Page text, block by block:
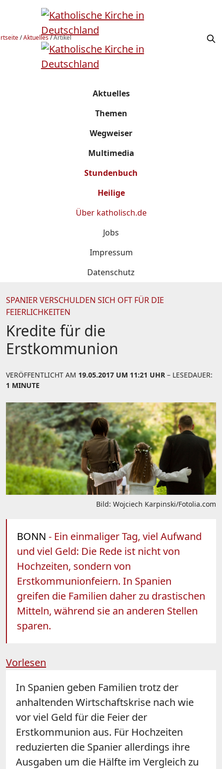
/Aktuelles/Artikel
Aktuelles
Themen
Wegweiser
Multimedia
Stundenbuch
Heilige
Über katholisch.de
Jobs
Impressum
Datenschutz
SPANIER VERSCHULDEN SICH OFT FÜR DIE
FEIERLICHKEITEN
Kredite für die
Erstkommunion
VERÖFFENTLICHT AM 19.05.2017 UM 11:21 UHR – LESEDAUER:
1 MINUTE
Bild: Wojciech Karpinski/Fotolia.com
BONN - Ein einmaliger Tag, viel Aufwand
und viel Geld: Die Rede ist nicht von
Hochzeiten, sondern von
Erstkommunionfeiern. In Spanien
greifen die Familien daher zu drastischen
Mitteln, während sie an anderen Stellen
sparen.
Vorlesen
In Spanien geben Familien trotz der
anhaltenden Wirtschaftskrise nach wie
vor viel Geld für die Feier der
Erstkommunion aus. Für Hochzeiten
reduzierten die Spanier allerdings ihre
Ausgaben um die Hälfte im Vergleich zu